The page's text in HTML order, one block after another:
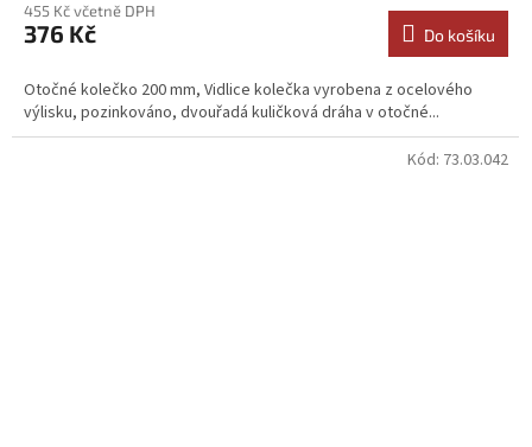
455 Kč včetně DPH
376 Kč Do košíku
Otočné kolečko 200 mm, Vidlice kolečka vyrobena z ocelového
výlisku, pozinkováno, dvouřadá kuličková dráha v otočné...
Kód: 73.03.042